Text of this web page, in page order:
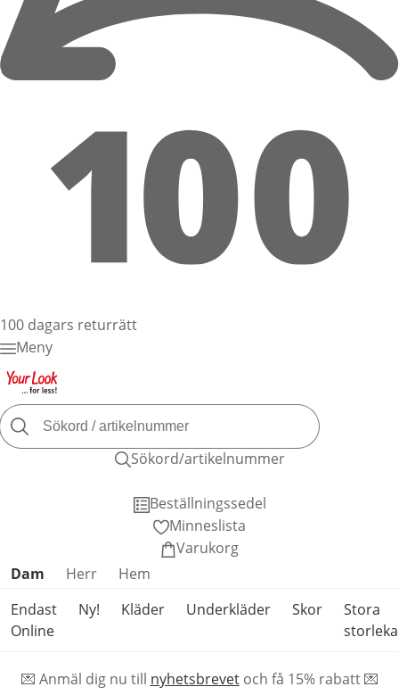
100 dagars returrätt
Meny
Sökord/artikelnummer
Beställningssedel
Minneslista
Varukorg
Hoppa över produktkategorier
Dam Herr
Hem
Endast
Online
Ny! Kläder Underkläder Skor
Stora
💌 Anmäl dig nu till nyhetsbrevetoch få 15% rabatt 💌